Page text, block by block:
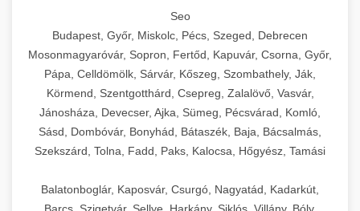
Seo
Budapest, Győr, Miskolc, Pécs, Szeged, Debrecen
Mosonmagyaróvár, Sopron, Fertőd, Kapuvár, Csorna, Győr,
Pápa, Celldömölk, Sárvár, Kőszeg, Szombathely, Ják,
Körmend, Szentgotthárd, Csepreg, Zalalövő, Vasvár,
Jánosháza, Devecser, Ajka, Sümeg, Pécsvárad, Komló,
Sásd, Dombóvár, Bonyhád, Bátaszék, Baja, Bácsalmás,
Szekszárd, Tolna, Fadd, Paks, Kalocsa, Hőgyész, Tamási
Balatonboglár, Kaposvár, Csurgó, Nagyatád, Kadarkút,